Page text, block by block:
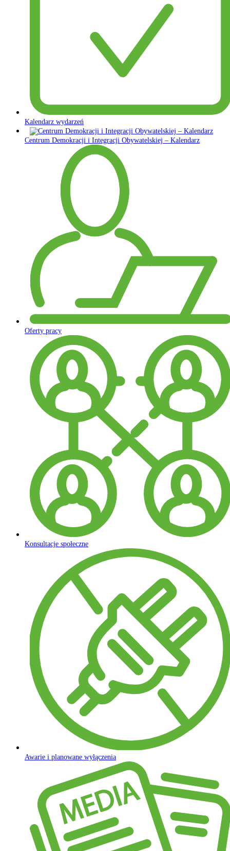
Kalendarz wydarzeń
Centrum Demokracji i Integracji Obywatelskiej – Kalendarz
Oferty pracy
Konsultacje społeczne
Awarie i planowane wyłączenia